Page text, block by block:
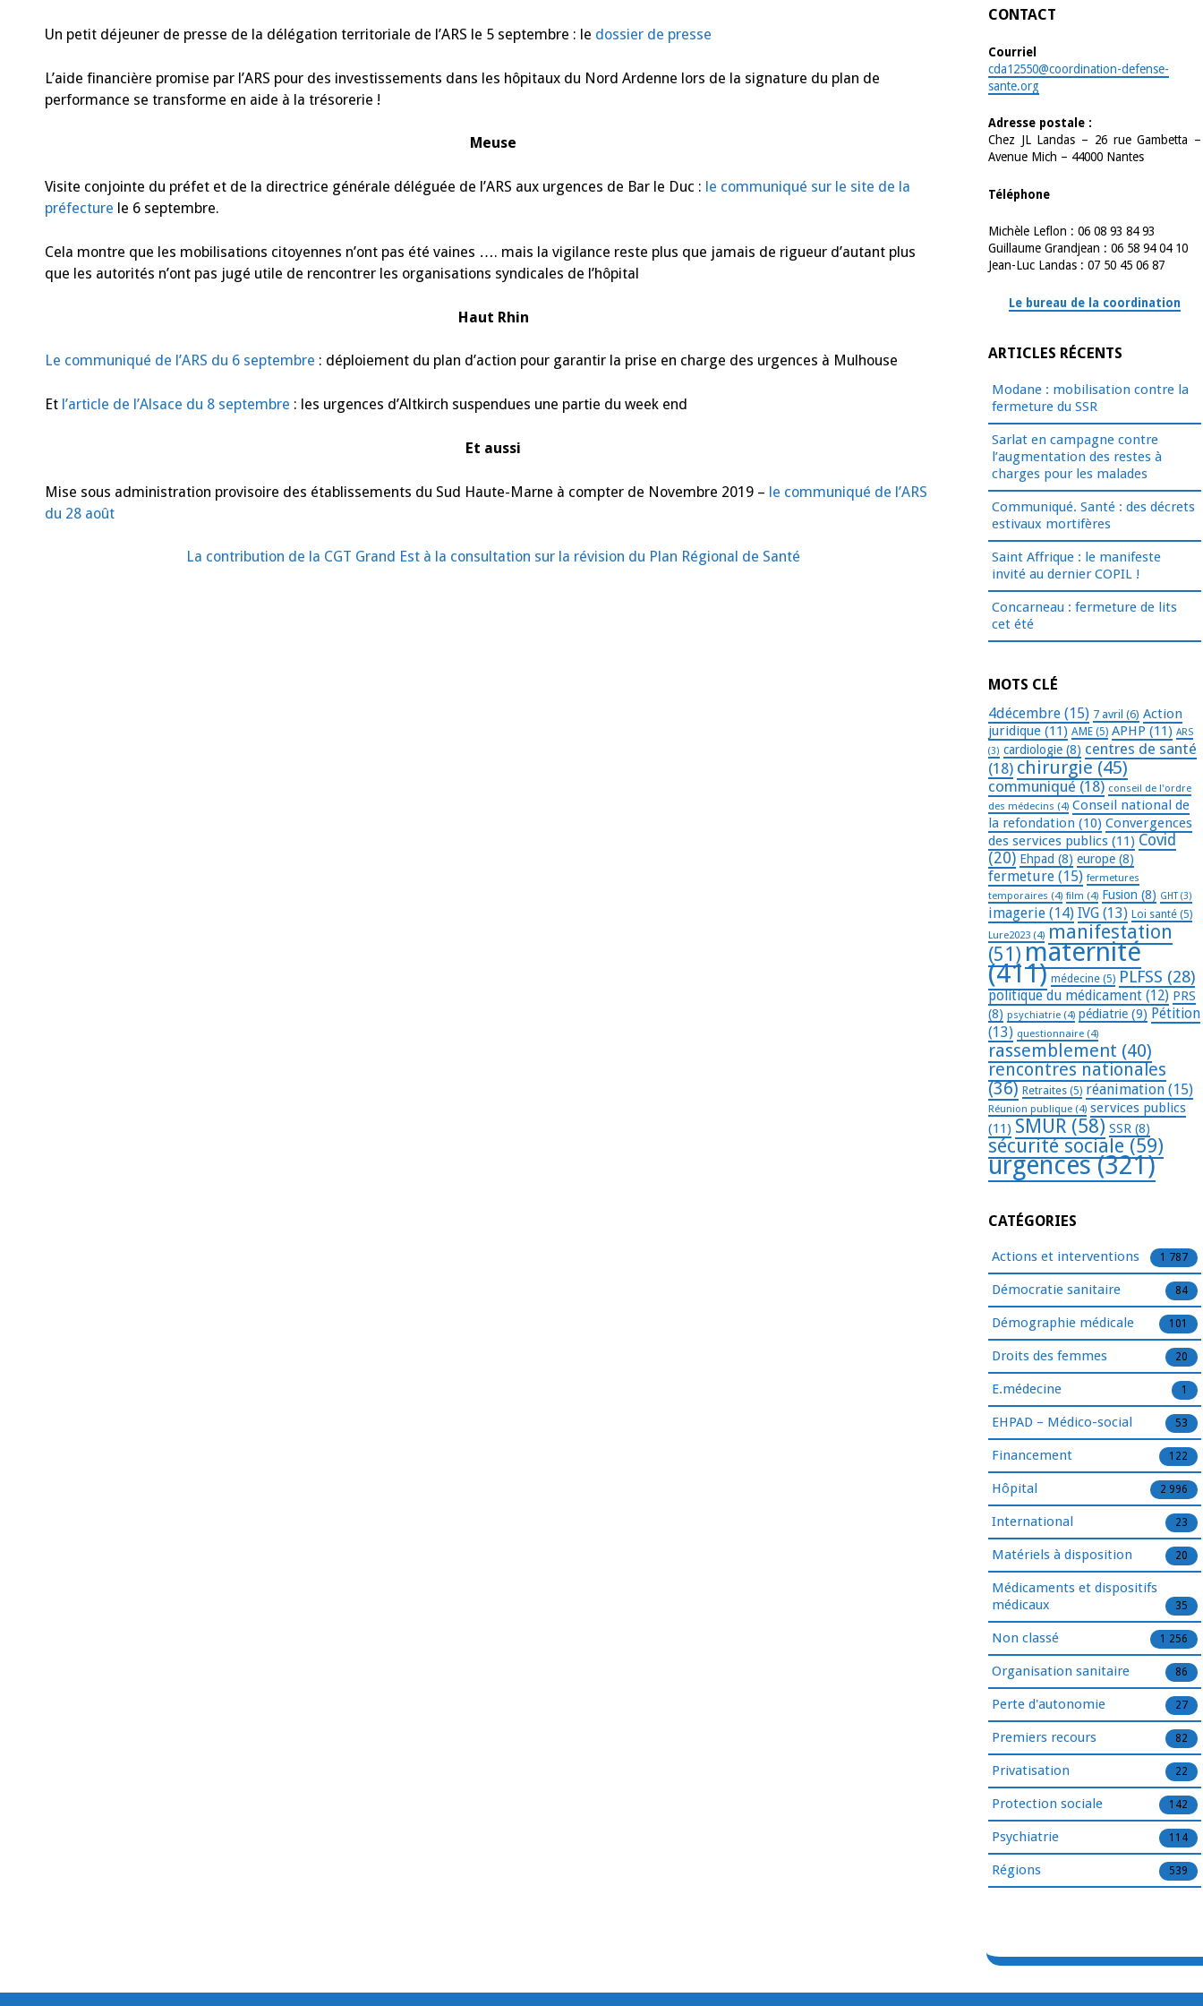
urgences
d’Altkirch
partie
Un petit déjeuner de presse de la délégation territoriale de l’ARS le 5 septembre : le dossier de presse
L’aide financière promise par l’ARS pour des investissements dans les hôpitaux du Nord Ardenne lors de la signature du plan de
performance se transforme en aide à la trésorerie !
Meuse
Visite conjointe du préfet et de la directrice générale déléguée de l’ARS aux urgences de Bar le Duc : le communiqué sur le site de la
préfecture le 6 septembre.
Cela montre que les mobilisations citoyennes n’ont pas été vaines …. mais la vigilance reste plus que jamais de rigueur d’autant plus
que les autorités n’ont pas jugé utile de rencontrer les organisations syndicales de l’hôpital
Haut Rhin
Le communiqué de l’ARS du 6 septembre : déploiement du plan d’action pour garantir la prise en charge des urgences à Mulhouse
Et l’article de l’Alsace du 8 septembre : les urgences d’Altkirch suspendues une partie du week end
Et aussi
Mise sous administration provisoire des établissements du Sud Haute-Marne à compter de Novembre 2019 – le communiqué de l’ARS
du 28 août
La contribution de la CGT Grand Est à la consultation sur la révision du Plan Régional de Santé
CONTACT
Courriel
cda12550@coordination-defense-
sante.org
Adresse postale :
Chez JL Landas – 26 rue Gambetta –
Avenue Mich – 44000 Nantes
Téléphone
Michèle Leflon : 06 08 93 84 93
Guillaume Grandjean : 06 58 94 04 10
Jean-Luc Landas : 07 50 45 06 87
Le bureau de la coordination
ARTICLES RÉCENTS
Modane : mobilisation contre la
fermeture du SSR
Sarlat en campagne contre
l’augmentation des restes à
charges pour les malades
Communiqué. Santé : des décrets
estivaux mortifères
Saint Affrique : le manifeste
invité au dernier COPIL !
Concarneau : fermeture de lits
cet été
MOTS CLÉ
4décembre (15) 7 avril (6) Action
juridique (11) AME (5) APHP (11) ARS
(3) cardiologie (8) centres de santé
(18) chirurgie (45)
communiqué (18) conseil de l'ordre
des médecins (4) Conseil national de
la refondation (10) Convergences
des services publics (11) Covid
(20) Ehpad (8) europe (8)
fermeture (15) fermetures
temporaires (4) film (4) Fusion (8) GHT(3)
imagerie (14) IVG (13) Loi santé (5)
Lure2023 (4) manifestation
(51) maternité
(411) médecine (5) PLFSS (28)
politique du médicament (12) PRS
(8) psychiatrie (4) pédiatrie (9) Pétition
(13) questionnaire (4)
rassemblement (40)
rencontres nationales
(36) Retraites (5) réanimation (15)
Réunion publique (4) services publics
(11) SMUR (58) SSR (8)
sécurité sociale (59)
urgences(321)
CATÉGORIES
Actions et interventions 1 787
Démocratie sanitaire 84
Démographie médicale 101
Droits des femmes 20
E.médecine 1
EHPAD – Médico-social 53
Financement 122
Hôpital 2 996
International 23
Matériels à disposition 20
Médicaments et dispositifs
médicaux
35
Non classé 1 256
Organisation sanitaire 86
Perte d'autonomie 27
Premiers recours 82
Privatisation 22
Protection sociale 142
Psychiatrie 114
Régions 539